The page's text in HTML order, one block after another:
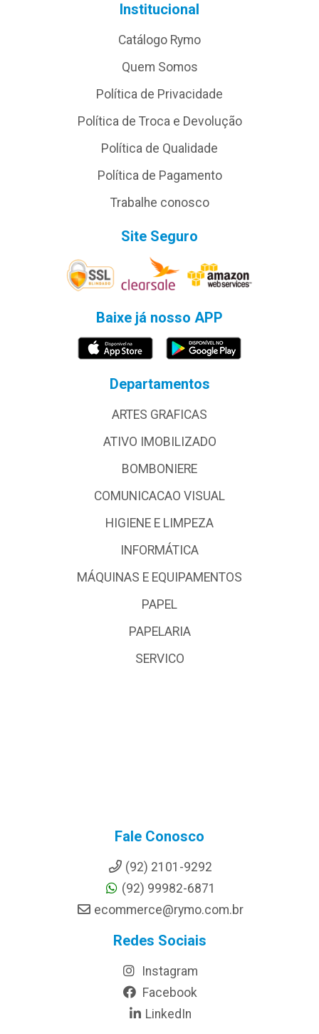
Institucional
Catálogo Rymo
Quem Somos
Política de Privacidade
Política de Troca e Devolução
Política de Qualidade
Política de Pagamento
Trabalhe conosco
Site Seguro
Baixe já nosso APP
Departamentos
ARTES GRAFICAS
ATIVO IMOBILIZADO
BOMBONIERE
COMUNICACAO VISUAL
HIGIENE E LIMPEZA
INFORMÁTICA
MÁQUINAS E EQUIPAMENTOS
PAPEL
PAPELARIA
SERVICO
Fale Conosco
(92) 2101-9292
(92) 99982-6871
ecommerce@rymo.com.br
Redes Sociais
Instagram
Facebook
LinkedIn